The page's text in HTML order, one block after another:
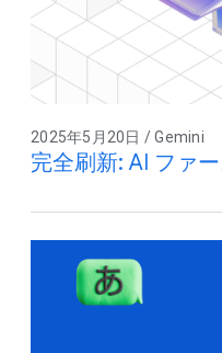
2025年5月20日 / Gemini
完全刷新: AI ファ